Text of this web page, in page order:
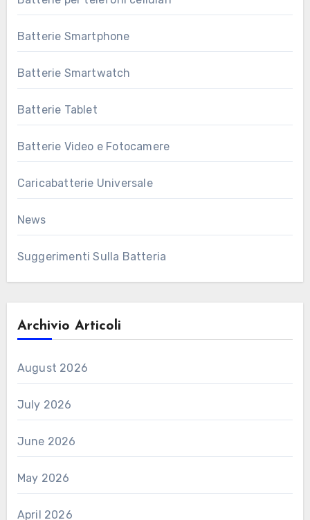
Batterie Smartphone
Batterie Smartwatch
Batterie Tablet
Batterie Video e Fotocamere
Caricabatterie Universale
News
Suggerimenti Sulla Batteria
Archivio Articoli
August 2026
July 2026
June 2026
May 2026
April 2026